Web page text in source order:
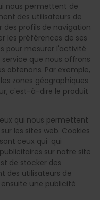
nous permettent de
des utilisateurs de
profils de navigation
les préférences de ses
pour mesurer l'activité
que nous offrons
obtenons. Par exemple,
zones géographiques
c'est-à-dire le produit
qui nous permettent
les sites web. Cookies
ceux qui qui
sur notre site
de stocker des
des utilisateurs de
une publicité